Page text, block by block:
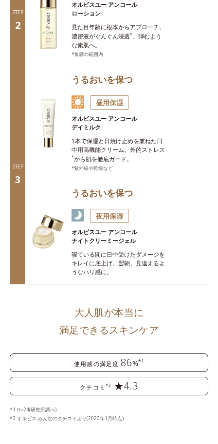
STEP
2
オルビスユー アンコール
ローション
見た目年齢に根本からアプローチ。
濃密液がぐんぐん浸透*、弾むよう
な素肌へ。
角層の範囲内
STEP
3
うるおいを保つ
昼用保湿
オルビスユー アンコール
デイミルク
1本で保湿と日焼け止めを兼ねた日
中用高機能クリーム。外的ストレス
*から肌を徹底ガード。
紫外線や乾燥など
うるおいを保つ
夜用保湿
オルビスユー アンコール
ナイトクリーミージェル
寝ている間に日中受けたダメージを
キレイに底上げ。翌朝、見違えるよ
うなハリ感に。
大人肌が本当に
満足できるスキンケア
使用感の満足度 86%*1
クチコミ*2 ★4.3
1 n=24(研究所調べ)
2 オルビス みんなのクチコミより(2020年1月時点)